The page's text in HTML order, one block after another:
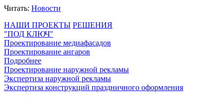
Читать: Новости
НАШИ ПРОЕКТЫ РЕШЕНИЯ
"ПОД КЛЮЧ"
Проектирование медиафасадов
Проектирование ангаров
Подробнее
Проектирование наружной рекламы
Экспертиза наружной рекламы
Экспертиза конструкций праздничного оформления